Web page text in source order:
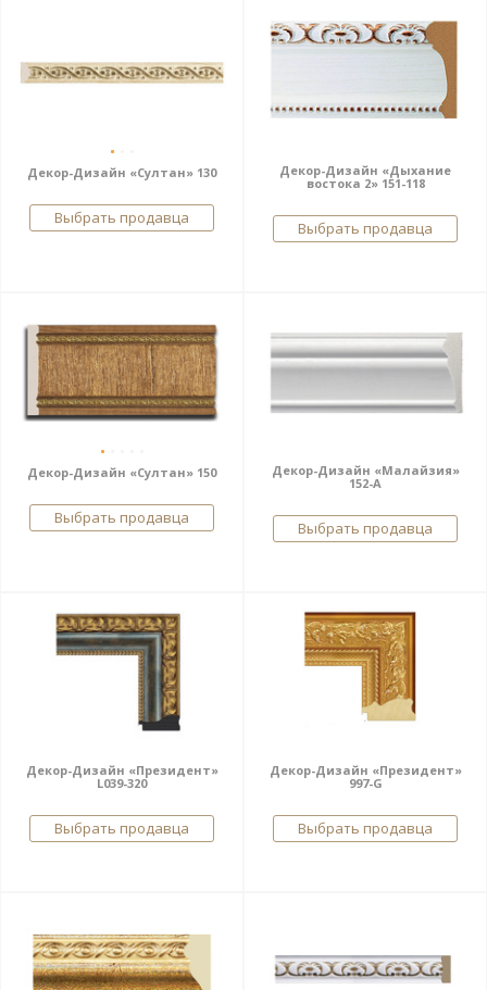
Декор-Дизайн «Султан» 130
Выбрать продавца
Декор-Дизайн «Дыхание
востока 2» 151-118
Выбрать продавца
Декор-Дизайн «Султан» 150
Выбрать продавца
Декор-Дизайн «Малайзия»
152-А
Выбрать продавца
Декор-Дизайн «Президент»
L039-320
Выбрать продавца
Декор-Дизайн «Президент»
997-G
Выбрать продавца